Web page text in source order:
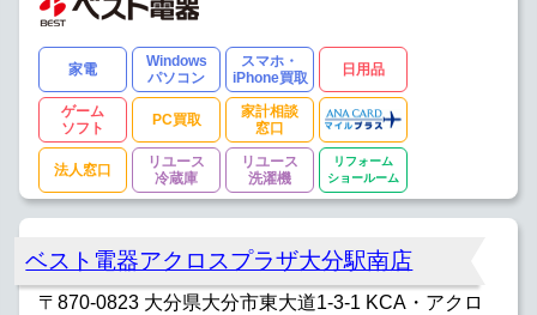
家電
Windows
パソコン
スマホ・
iPhone買取
日用品
ゲーム
ソフト
PC買取
家計相談
窓口
法人窓口
リユース
冷蔵庫
リユース
洗濯機
リフォーム
ショールーム
ベスト電器アクロスプラザ大分駅南店
〒870-0823 大分県大分市東大道1-3-1 KCA・アクロ